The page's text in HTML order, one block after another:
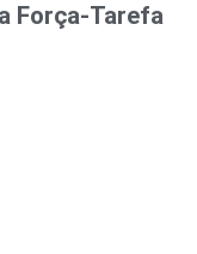
Força-Tarefa